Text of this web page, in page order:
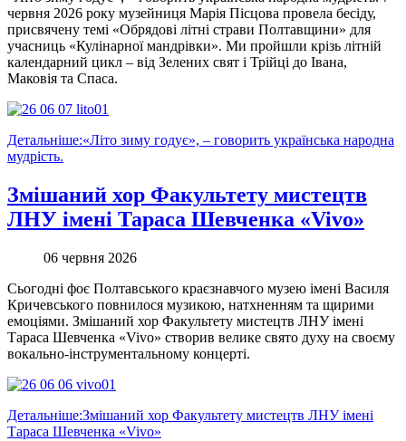
червня 2026 року музейниця Марія Пісцова провела бесіду,
присвячену темі «Обрядові літні страви Полтавщини» для
учасниць «Кулінарної мандрівки». Ми пройшли крізь літній
календарний цикл – від Зелених свят і Трійці до Івана,
Маковія та Спаса.
Детальніше:«Літо зиму годує», – говорить українська народна
мудрість.
Змішаний хор Факультету мистецтв
ЛНУ імені Тараса Шевченка «Vivo»
06 червня 2026
Сьогодні фоє Полтавського краєзнавчого музею імені Василя
Кричевського повнилося музикою, натхненням та щирими
емоціями. Змішаний хор Факультету мистецтв ЛНУ імені
Тараса Шевченка «Vivo» створив велике свято духу на своєму
вокально-інструментальному концерті.
Детальніше:Змішаний хор Факультету мистецтв ЛНУ імені
Тараса Шевченка «Vivo»